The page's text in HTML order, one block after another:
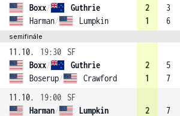
Boxx/
Guthrie
Harman/ Lumpkin
2
1
3
6
semifinále
11.10. 19:30
SF
Boxx/
Guthrie
Boserup/ Crawford
2
1
5
7
11.10.
19:00
SF
Harman/
Lumpkin
2
7